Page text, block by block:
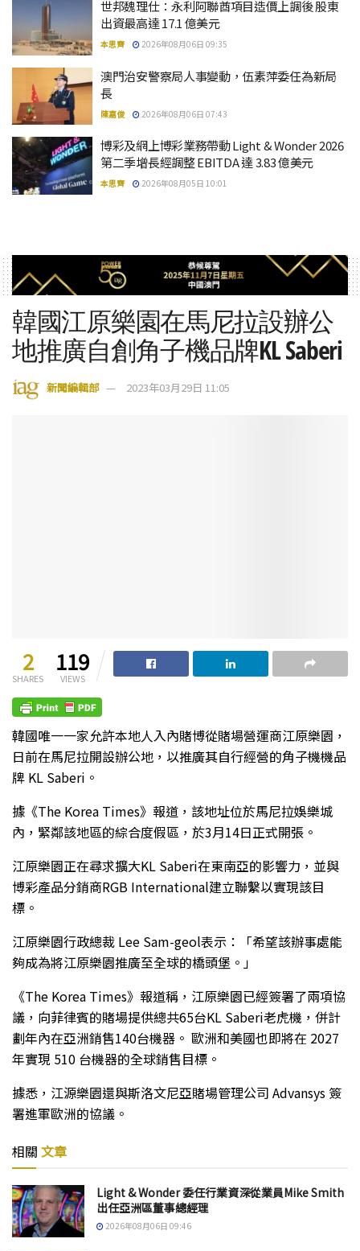
世邦魏理仕：永利阿聯酋項目造價上調後 股東
出資最高達 17.1 億美元
本思齊 2026年08月06日 09:35
澳門治安警察局人事變動，伍素萍委任為新局
長
陳嘉俊 2026年08月06日 07:43
博彩及網上博彩業務帶動 Light & Wonder 2026
第二季增長經調整 EBITDA 達 3.83 億美元
本思齊 2026年08月05日 10:01
韓國江原樂園在馬尼拉設辦公
地推廣自創角子機品牌KL Saberi
新聞編輯部 2023年03月29日 11:05
2
SHARES
119
VIEWS
韓國唯一一家允許本地人入內賭博從賭場營運商江原樂園，
日前在馬尼拉開設辦公地，以推廣其自行經營的角子機機品
牌 KL Saberi。
據《The Korea Times》報道，該地址位於馬尼拉娛樂城
內，緊鄰該地區的綜合度假區，於3月14日正式開張。
江原樂園正在尋求擴大KL Saberi在東南亞的影響力，並與
博彩產品分銷商RGB International建立聯繫以實現該目
標。
江原樂園行政總裁 Lee Sam-geol表示：「希望該辦事處能
夠成為將江原樂園推廣至全球的橋頭堡。」
《The Korea Times》報道稱，江原樂園已經簽署了兩項協
議，向菲律賓的賭場提供總共65台KL Saberi老虎機，併計
劃年內在亞洲銷售140台機器。 歐洲和美國也即將在 2027
年實現 510 台機器的全球銷售目標。
據悉，江源樂園還與斯洛文尼亞賭場管理公司 Advansys 簽
署進軍歐洲的協議。
相關 文章
Light & Wonder 委任行業資深從業員Mike Smith
出任亞洲區董事總經理
2026年08月06日 09:46